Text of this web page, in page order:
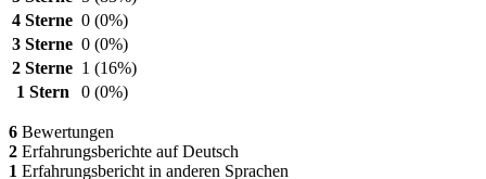
4 Sterne 0 (0%)
3 Sterne 0 (0%)
2 Sterne 1 (16%)
1 Stern
0 (0%)
6 Bewertungen
2 Erfahrungsberichte auf Deutsch
1 Erfahrungsbericht in anderen Sprachen